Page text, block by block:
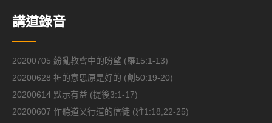
講道錄音
20200705 紛亂教會中的盼望 (羅15:1-13)
20200628 神的意思原是好的 (創50:19-20)
20200614 默示有益 (提後3:1-17)
20200607 作聽道又行道的信徒 (雅1:18,22-25)